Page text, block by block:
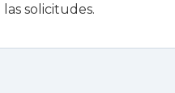
solicitudes.